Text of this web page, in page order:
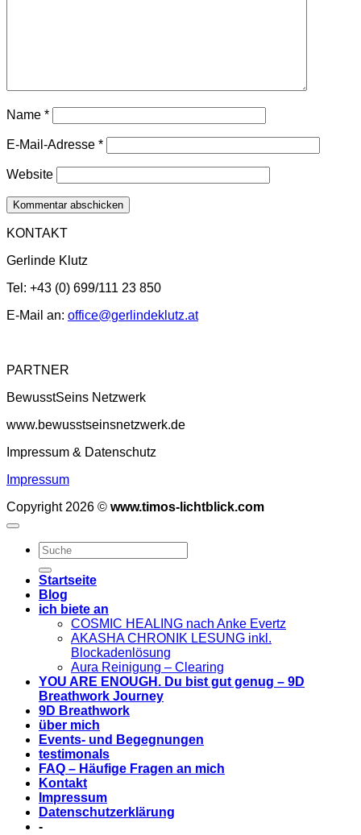
Name *
E-Mail-Adresse *
Website
KONTAKT
Gerlinde Klutz
Tel: +43 (0) 699/111 23 850
E-Mail an: office@gerlindeklutz.at
PARTNER
BewusstSeins Netzwerk
www.bewusstseinsnetzwerk.de
Impressum & Datenschutz
Impressum
Copyright 2026 © www.timos-lichtblick.com
Startseite
Blog
ich biete an
COSMIC HEALING nach Anke Evertz
AKASHA CHRONIK LESUNG inkl.
Blockadenlösung
Aura Reinigung – Clearing
YOU ARE ENOUGH. Du bist gut genug – 9D
Breathwork Journey
9D Breathwork
über mich
Events- und Begegnungen
testimonals
FAQ – Häufige Fragen an mich
Kontakt
Impressum
Datenschutzerklärung
-